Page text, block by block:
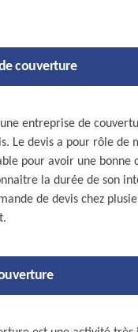
couverture
entreprise de
Le devis a pour rôle de
pour avoir une bonne
la durée de son
de devis chez